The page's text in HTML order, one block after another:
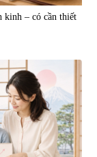
trợ cải thiện thoát
Has 30 viên
|14.560
kinh – có cần thiết